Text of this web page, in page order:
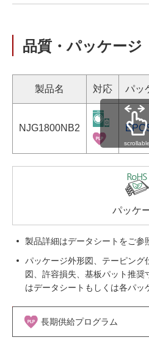
品質・パッケージ
製品名 対応 パッ
NJG1800NB2
scrollable
パッケ
製品詳細はデータシートをご参
パッケージ外形図、テーピング
図、許容損失、基板パット推
はデータシートもしくは各パッ
長期供給プログラム